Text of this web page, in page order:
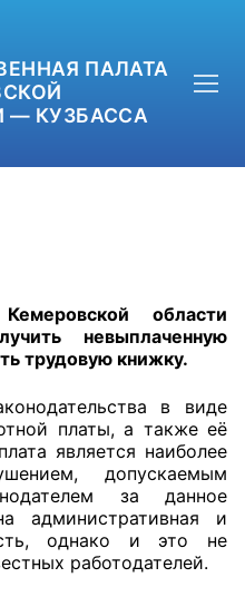
ПАЛАТА
— КУЗБАССА
области
невыплаченную
трудовую книжку.
в виде
платы, а также её
является наиболее
допускаемым
за данное
административная и
однако и это не
работодателей.